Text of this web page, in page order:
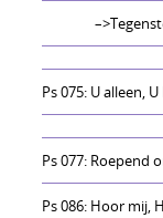
–>Tegenstem
Ps 075: U alleen,
Ps 077: Roepend
Ps 086: Hoor mij,